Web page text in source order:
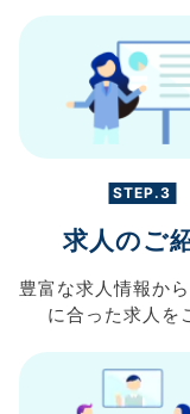
STEP.3
求人のご
豊富な求人情報から
に合った求人を